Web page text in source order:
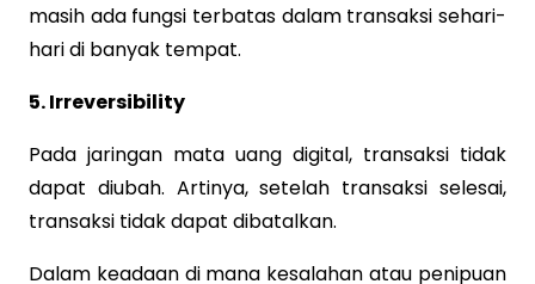
masih ada fungsi terbatas dalam transaksi sehari-
hari di banyak tempat.
5. Irreversibility
Pada jaringan mata uang digital, transaksi tidak
dapat diubah. Artinya, setelah transaksi selesai,
transaksi tidak dapat dibatalkan.
Dalam keadaan di mana kesalahan atau penipuan